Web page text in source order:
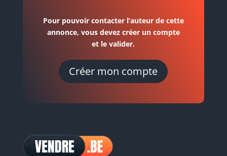
Pour pouvoir contacter l’auteur de cette
annonce, vous devez créer un compte
et le valider.
Créer mon compte